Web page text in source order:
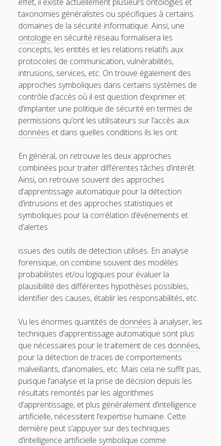
taxonomies généralistes ou spécifiques à certains
domaines de la sécurité informatique. Ainsi, une
ontologie en sécurité réseau formalisera les
concepts, les entités et les relations relatifs aux
protocoles de communication, vulnérabilités,
intrusions, services, etc. On trouve également des
approches symboliques dans certains systèmes de
contrôle d’accès où il est question d’exprimer et
d’implanter une politique de sécurité en termes de
permissions qu’ont les utilisateurs sur l’accès aux
données et dans quelles conditions ils les ont.
En général, on retrouve les deux approches
combinées pour traiter différentes tâches d’intérêt.
Ainsi, on retrouve souvent des approches
d’apprentissage automatique pour la détection
d’intrusions et des approches statistiques et
symboliques pour la corrélation d’événements et
d’alertes
issues des outils de détection utilisés. En analyse
forensique, on combine souvent des modèles
probabilistes et/ou logiques pour évaluer la
plausibilité des différentes hypothèses possibles,
identifier des causes, établir les responsabilités, etc.
Vu les énormes quantités de données à analyser, les
techniques d’apprentissage automatique sont plus
que nécessaires pour le traitement de ces données,
pour la détection de traces de comportements
malveillants, d’anomalies, etc. Mais cela ne suffit pas,
puisque l’analyse et la prise de décision depuis les
résultats remontés par les algorithmes
d’apprentissage, et plus généralement d’intelligence
artificielle, nécessitent l’expertise humaine. Cette
dernière peut s’appuyer sur des techniques
d’intelligence artificielle symbolique comme